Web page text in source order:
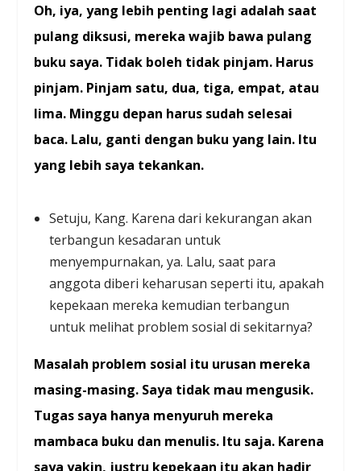
Oh, iya, yang lebih penting lagi adalah saat
pulang diksusi, mereka wajib bawa pulang
buku saya. Tidak boleh tidak pinjam. Harus
pinjam. Pinjam satu, dua, tiga, empat, atau
lima. Minggu depan harus sudah selesai
baca. Lalu, ganti dengan buku yang lain. Itu
yang lebih saya tekankan.
Setuju, Kang. Karena dari kekurangan akan
terbangun kesadaran untuk
menyempurnakan, ya. Lalu, saat para
anggota diberi keharusan seperti itu, apakah
kepekaan mereka kemudian terbangun
untuk melihat problem sosial di sekitarnya?
Masalah problem sosial itu urusan mereka
masing-masing. Saya tidak mau mengusik.
Tugas saya hanya menyuruh mereka
mambaca buku dan menulis. Itu saja. Karena
saya yakin, justru kepekaan itu akan hadir